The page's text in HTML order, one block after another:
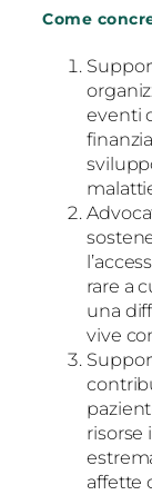
Come
eventi
rare a
una
vive
risorse
affette